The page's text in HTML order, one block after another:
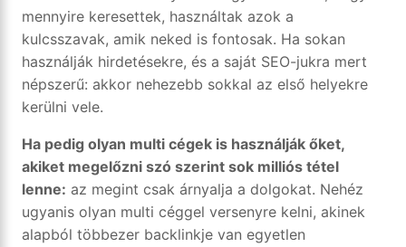
mennyire keresettek, használtak azok a
kulcsszavak, amik neked is fontosak. Ha sokan
használják hirdetésekre, és a saját SEO-jukra mert
népszerű: akkor nehezebb sokkal az első helyekre
kerülni vele.
Ha pedig olyan multi cégek is használják őket,
akiket megelőzni szó szerint sok milliós tétel
lenne: az megint csak árnyalja a dolgokat. Nehéz
ugyanis olyan multi céggel versenyre kelni, akinek
alapból többezer backlinkje van egyetlen